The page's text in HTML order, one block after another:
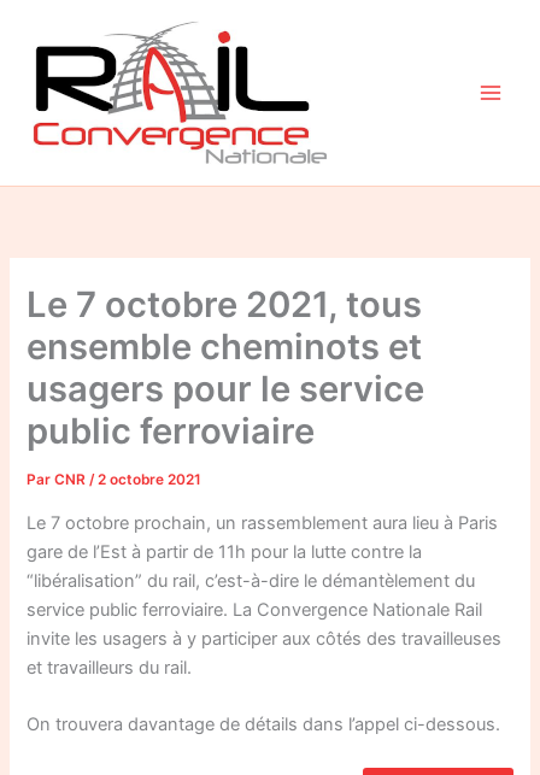
contenu
Le 7 octobre 2021, tous
ensemble cheminots et
usagers pour le service
public ferroviaire
ParCNR/2 octobre 2021
Le 7 octobre prochain, un rassemblement aura lieu à Paris
gare de l’Est à partir de 11h pour la lutte contre la
“libéralisation” du rail, c’est-à-dire le démantèlement du
service public ferroviaire. La Convergence Nationale Rail
invite les usagers à y participer aux côtés des travailleuses
et travailleurs du rail.
On trouvera davantage de détails dans l’appel ci-dessous.